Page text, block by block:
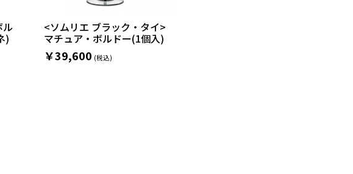
ル
)
<ソムリエ ブラック・タイ>
マチュア・ボルドー(1個入)
￥39,600